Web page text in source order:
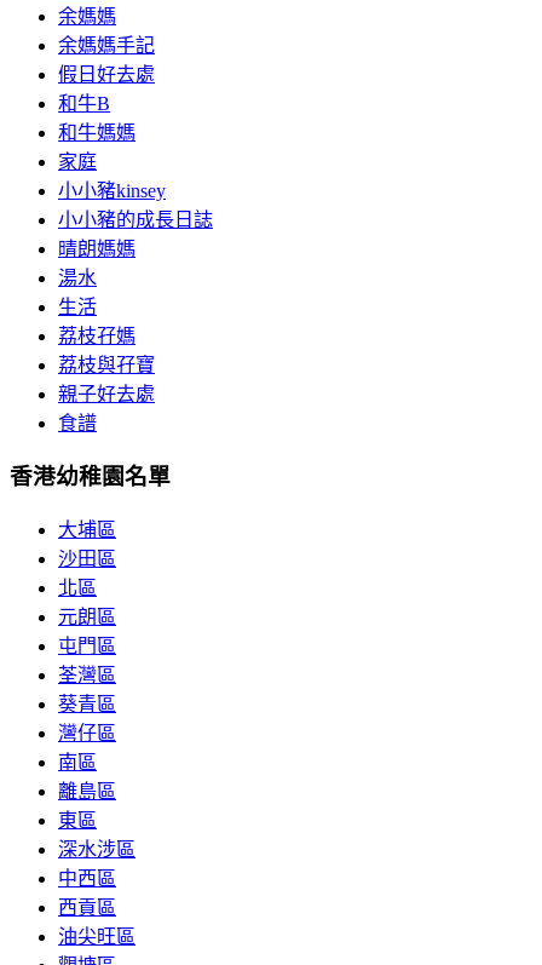
余媽媽
余媽媽手記
假日好去處
和牛B
和牛媽媽
家庭
小小豬kinsey
小小豬的成長日誌
晴朗媽媽
湯水
生活
荔枝孖媽
荔枝與孖寶
親子好去處
食譜
香港幼稚園名單
大埔區
沙田區
北區
元朗區
屯門區
荃灣區
葵青區
灣仔區
南區
離島區
東區
深水涉區
中西區
西貢區
油尖旺區